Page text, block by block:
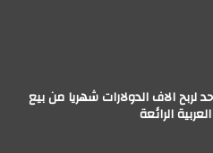
الاف الدولارات شهريا من بيع